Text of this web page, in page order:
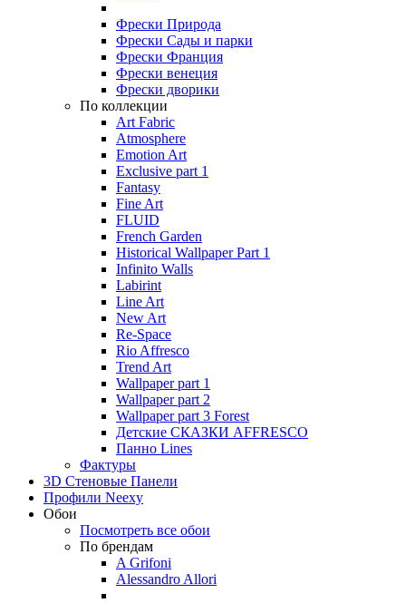
Фрески Природа
Фрески Сады и парки
Фрески Франция
Фрески венеция
Фрески дворики
По коллекции
Art Fabric
Atmosphere
Emotion Art
Exclusive part 1
Fantasy
Fine Art
FLUID
French Garden
Historical Wallpaper Part 1
Infinito Walls
Labirint
Line Art
New Art
Re-Space
Rio Affresco
Trend Art
Wallpaper part 1
Wallpaper part 2
Wallpaper part 3 Forest
Детские СКАЗКИ AFFRESCO
Панно Lines
Фактуры
3D Стеновые Панели
Профили Neexy
Обои
Посмотреть все обои
По брендам
A Grifoni
Alessandro Allori